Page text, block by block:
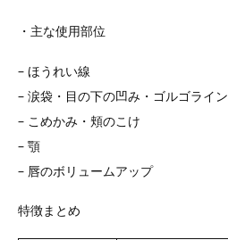
・主な使用部位
– ほうれい線
– 涙袋・目の下の凹み・ゴルゴライン
– こめかみ・頬のこけ
– 顎
– 唇のボリュームアップ
特徴まとめ